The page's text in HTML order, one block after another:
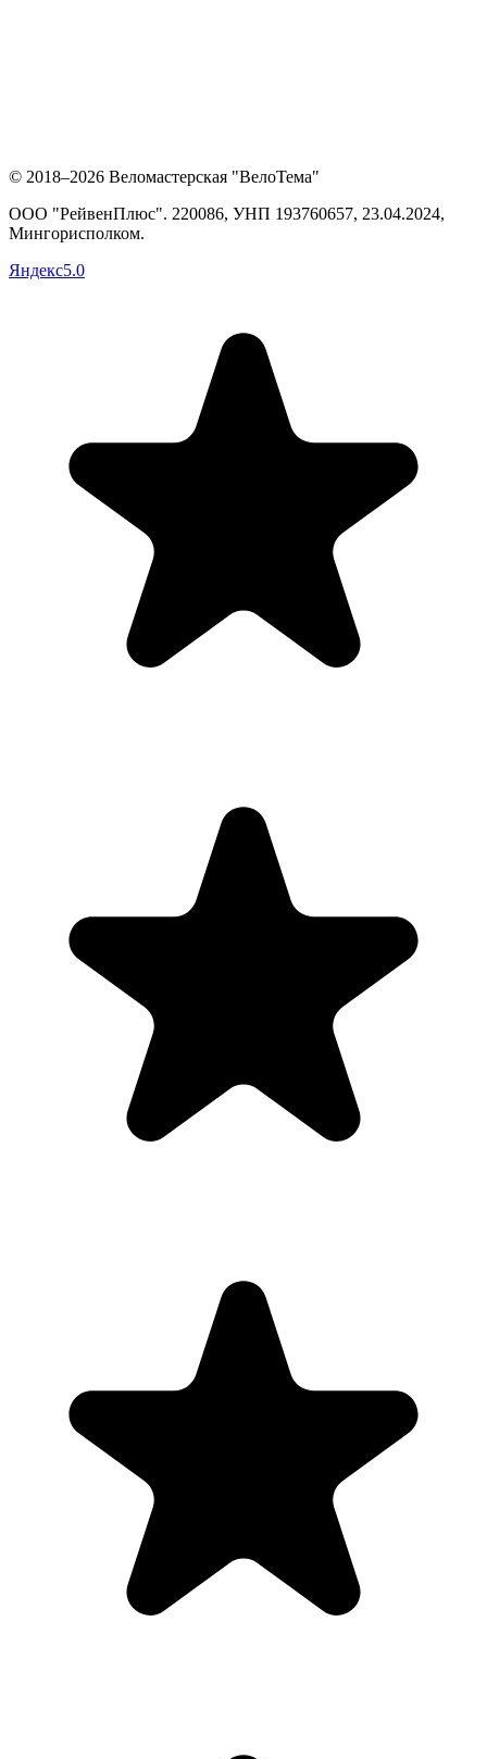
© 2018–2026 Веломастерская "ВелоТема"
ООО "РейвенПлюс". 220086, УНП 193760657, 23.04.2024,
Мингорисполком.
Яндекс5.0